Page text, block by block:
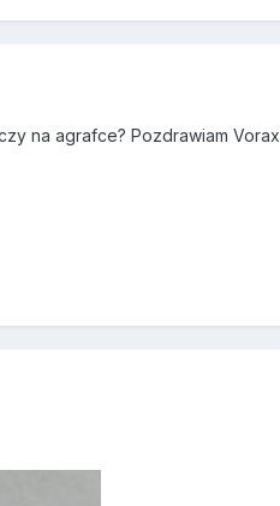
na agrafce? Pozdrawiam Vorax